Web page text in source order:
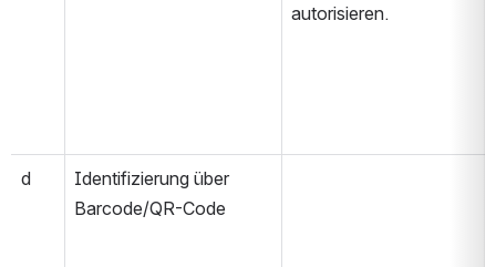
autorisieren.
d
Identifizierung über
Barcode/QR-Code